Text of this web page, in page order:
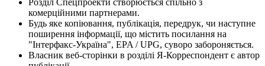
комерційними партнерами.
Будь яке копіювання, публікація, передрук, чи наступне
поширення інформації, що містить посилання на
"Інтерфакс-Україна", EPA / UPG, суворо забороняється.
Власник веб-сторінки в розділі Я-Корреспондент є автор